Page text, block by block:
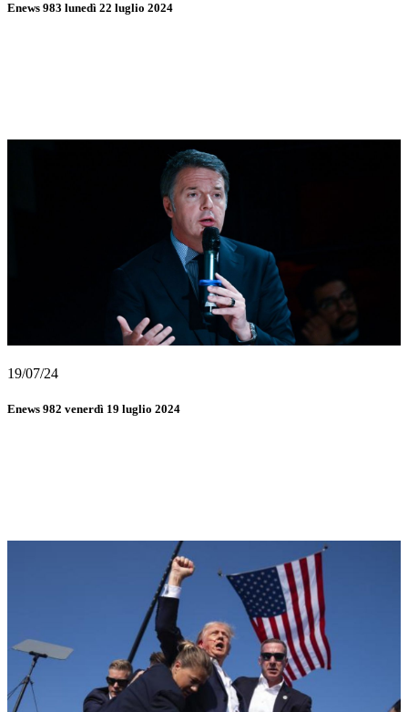
Enews 983 lunedì 22 luglio 2024
19/07/24
Enews 982 venerdì 19 luglio 2024